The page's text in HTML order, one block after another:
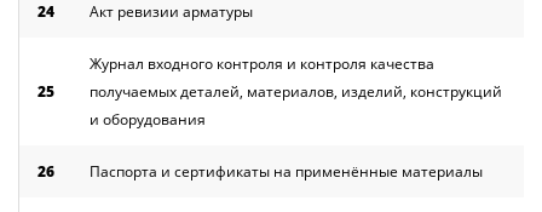
24 Акт ревизии арматуры
25
Журнал входного контроля и контроля качества
получаемых деталей, материалов, изделий, конструкций
и оборудования
26 Паспорта и сертификаты на применённые материалы